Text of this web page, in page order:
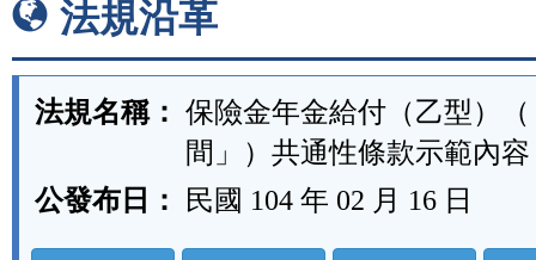
法規沿革
法規名稱： 保險金年金給付（乙型）
間」）共通性條款示範內容
公發布日：
民國 104 年 02 月 16 日
法